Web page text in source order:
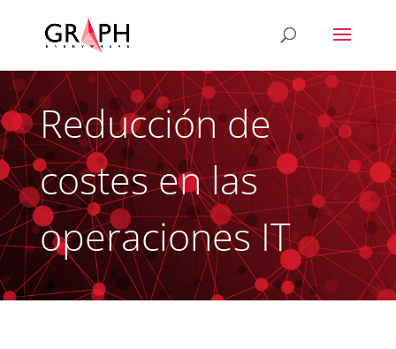
Reducción de
costes en las
operaciones IT